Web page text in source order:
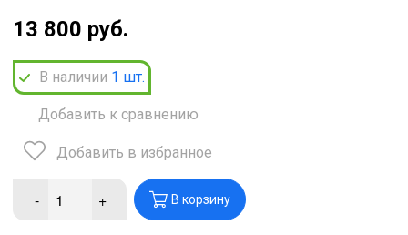
13 800 руб.
В наличии 1 шт.
Добавить к сравнению
Добавить в избранное
- + В корзину